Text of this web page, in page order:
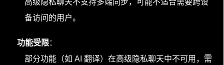
高级隐私聊天不支持多端同步，可能不适合需要跨设
备访问的用户。
功能受限：
部分功能（如 AI 翻译）在高级隐私聊天中不可用，需